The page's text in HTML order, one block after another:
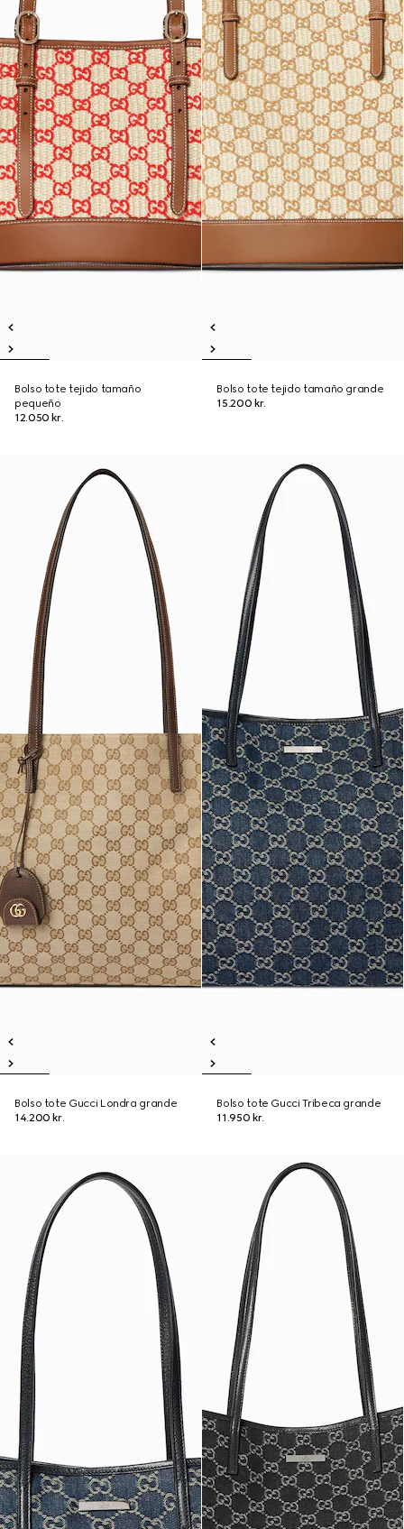
Bolso tote tejido tamaño
pequeño
12.050 kr.
Bolso tote tejido tamaño grande
15.200 kr.
Bolso tote Gucci Londra grande
14.200 kr.
Bolso tote Gucci Tribeca grande
11.950 kr.